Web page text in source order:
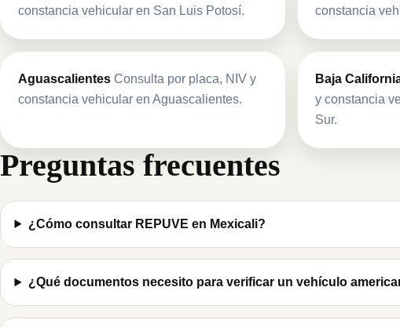
constancia vehicular en San Luis Potosí.
constancia
Aguascalientes Consulta por placa, NIV y
constancia vehicular en Aguascalientes.
Baja
y constancia
Sur.
Preguntas frecuentes
¿Cómo consultar REPUVE en Mexicali?
¿Qué documentos necesito para verificar un vehículo